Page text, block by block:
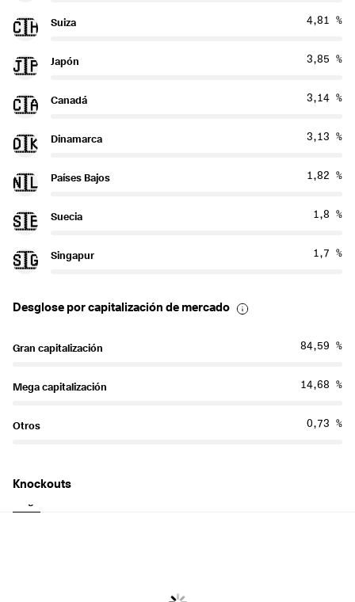
🇨🇭 Suiza 4,81 %
🇯🇵 Japón 3,85 %
🇨🇦 Canadá 3,14 %
🇩🇰 Dinamarca 3,13 %
🇳🇱 Países Bajos 1,82 %
🇸🇪 Suecia 1,8 %
🇸🇬 Singapur 1,7 %
Desglose por capitalización de mercado
Gran capitalización 84,59 %
Mega capitalización 14,68 %
Otros 0,73 %
Knockouts